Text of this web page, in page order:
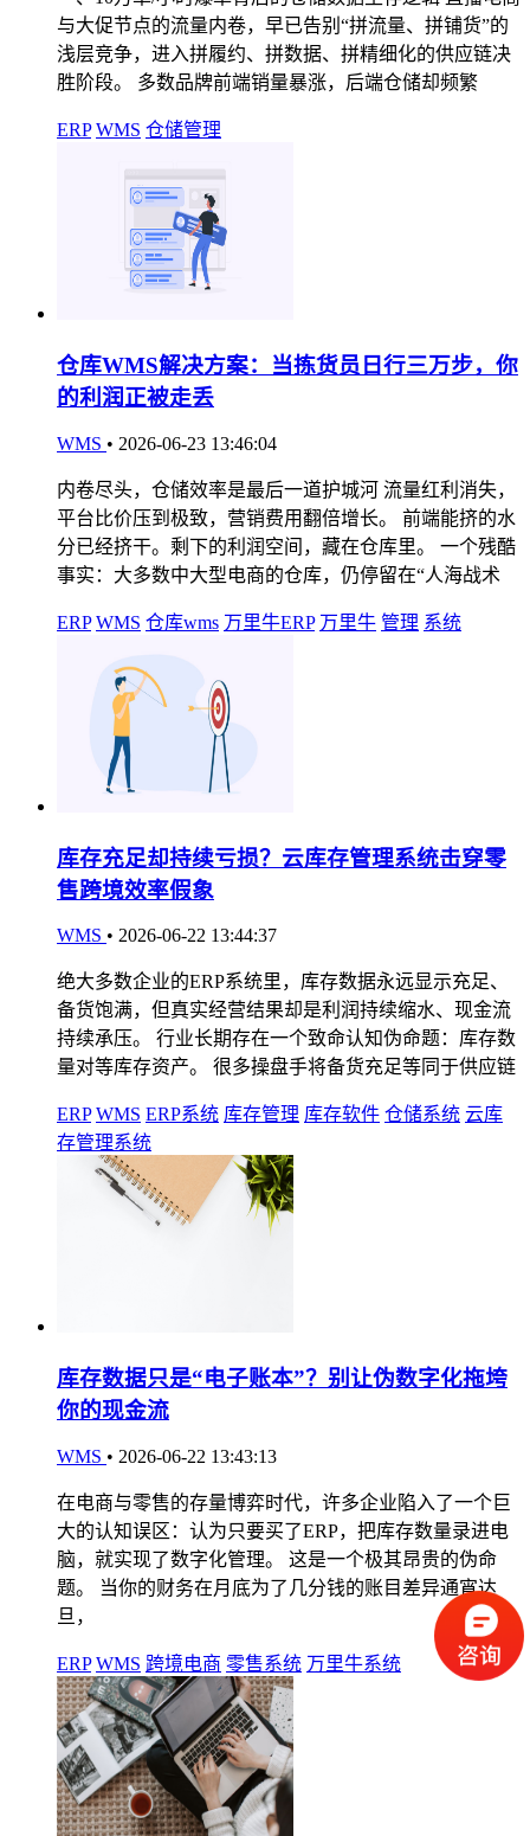
与大促节点的流量内卷，早已告别“拼流量、拼铺货”的
浅层竞争，进入拼履约、拼数据、拼精细化的供应链决
胜阶段。 多数品牌前端销量暴涨，后端仓储却频繁
ERP WMS 仓储管理
仓库WMS解决方案：当拣货员日行三万步，你
的利润正被走丢
WMS • 2026-06-23 13:46:04
内卷尽头，仓储效率是最后一道护城河 流量红利消失，
平台比价压到极致，营销费用翻倍增长。 前端能挤的水
分已经挤干。剩下的利润空间，藏在仓库里。 一个残酷
事实：大多数中大型电商的仓库，仍停留在“人海战术
ERP WMS 仓库wms 万里牛ERP 万里牛 管理 系统
库存充足却持续亏损？云库存管理系统击穿零
售跨境效率假象
WMS • 2026-06-22 13:44:37
绝大多数企业的ERP系统里，库存数据永远显示充足、
备货饱满，但真实经营结果却是利润持续缩水、现金流
持续承压。 行业长期存在一个致命认知伪命题：库存数
量对等库存资产。 很多操盘手将备货充足等同于供应链
ERP WMS ERP系统 库存管理 库存软件 仓储系统 云库
存管理系统
库存数据只是“电子账本”？别让伪数字化拖垮
你的现金流
WMS • 2026-06-22 13:43:13
在电商与零售的存量博弈时代，许多企业陷入了一个巨
大的认知误区：认为只要买了ERP，把库存数量录进电
脑，就实现了数字化管理。 这是一个极其昂贵的伪命
题。 当你的财务在月底为了几分钱的账目差异通宵达
旦，
ERP WMS 跨境电商 零售系统 万里牛系统